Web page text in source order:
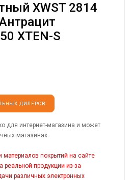
XWST 2814
XTEN-S
ДИЛЕРОВ
для интернет-магазина и может
магазинах.
покрытий на сайте
реальной продукции из-за
различных электронных